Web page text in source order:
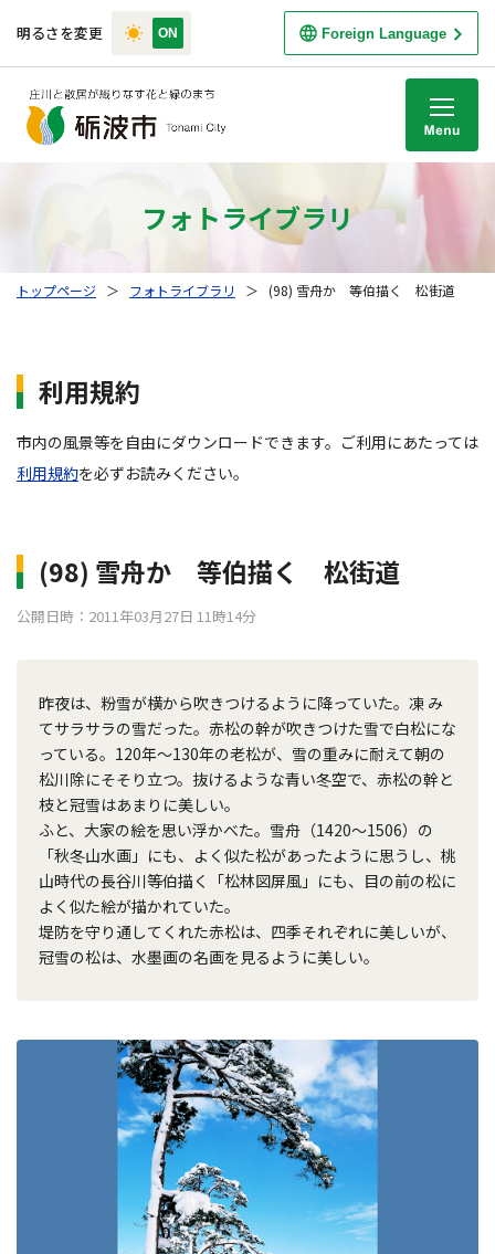
明るさを変更 Foreign Language
フォトライブラリ
トップページ ＞ フォトライブラリ ＞ (98) 雪舟か 等伯描く 松街道
利用規約
市内の風景等を自由にダウンロードできます。ご利用にあたっては
利用規約を必ずお読みください。
(98) 雪舟か 等伯描く 松街道
公開日時：2011年03月27日 11時14分
昨夜は、粉雪が横から吹きつけるように降っていた。凍 み
てサラサラの雪だった。赤松の幹が吹きつけた雪で白松にな
っている。120年～130年の老松が、雪の重みに耐えて朝の
松川除にそそり立つ。抜けるような青い冬空で、赤松の幹と
枝と冠雪はあまりに美しい。
ふと、大家の絵を思い浮かべた。雪舟（1420～1506）の
「秋冬山水画」にも、よく似た松があったように思うし、桃
山時代の長谷川等伯描く「松林図屏風」にも、目の前の松に
よく似た絵が描かれていた。
堤防を守り通してくれた赤松は、四季それぞれに美しいが、
冠雪の松は、水墨画の名画を見るように美しい。